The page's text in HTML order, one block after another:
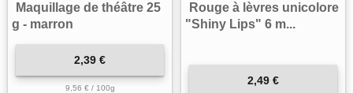
Maquillage de théâtre 25
g - marron
2,39 €
9,56 € / 100g
Rouge à lèvres unicolore
"Shiny Lips" 6 m...
2,49 €